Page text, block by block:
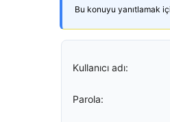
Bu konuyu yanıtlamak
Kullanıcı adı:
Parola: